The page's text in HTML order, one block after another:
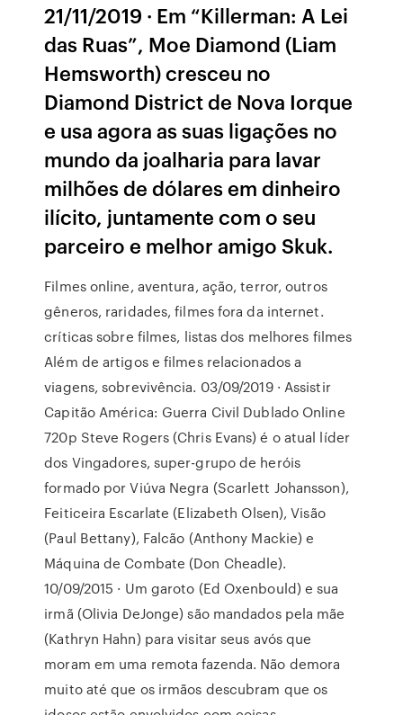
21/11/2019 · Em “Killerman: A Lei
das Ruas”, Moe Diamond (Liam
Hemsworth) cresceu no
Diamond District de Nova Iorque
e usa agora as suas ligações no
mundo da joalharia para lavar
milhões de dólares em dinheiro
ilícito, juntamente com o seu
parceiro e melhor amigo Skuk.
Filmes online, aventura, ação, terror, outros
gêneros, raridades, filmes fora da internet.
críticas sobre filmes, listas dos melhores filmes
Além de artigos e filmes relacionados a
viagens, sobrevivência. 03/09/2019 · Assistir
Capitão América: Guerra Civil Dublado Online
720p Steve Rogers (Chris Evans) é o atual líder
dos Vingadores, super-grupo de heróis
formado por Viúva Negra (Scarlett Johansson),
Feiticeira Escarlate (Elizabeth Olsen), Visão
(Paul Bettany), Falcão (Anthony Mackie) e
Máquina de Combate (Don Cheadle).
10/09/2015 · Um garoto (Ed Oxenbould) e sua
irmã (Olivia DeJonge) são mandados pela mãe
(Kathryn Hahn) para visitar seus avós que
moram em uma remota fazenda. Não demora
muito até que os irmãos descubram que os